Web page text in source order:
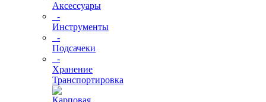
Аксессуары
-
Инструменты
-
Подсачеки
-
Хранение
Транспортировка